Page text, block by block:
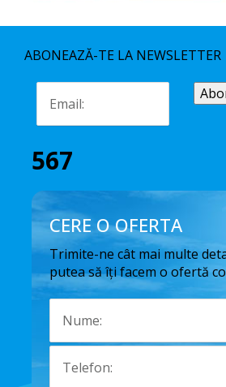
ABONEAZĂ-TE LA NEWSLETTER
567
CERE O OFERTA
Trimite-ne cât mai multe
putea să îți facem o ofertă